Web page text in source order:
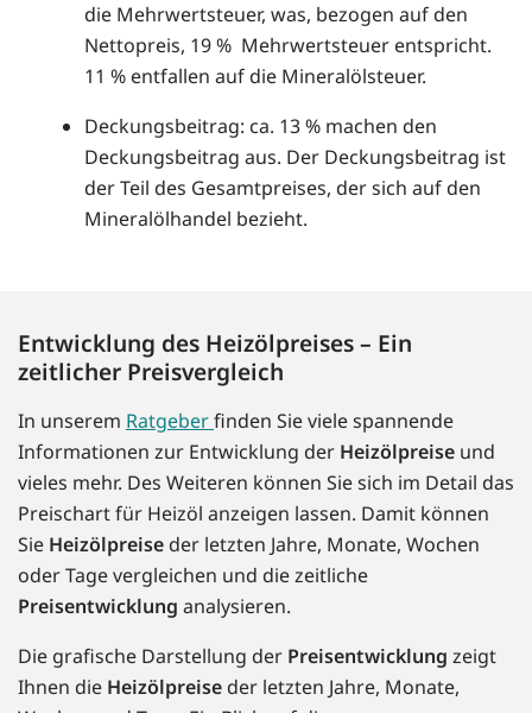
die Mehrwertsteuer, was, bezogen auf den
Nettopreis, 19 % Mehrwertsteuer entspricht.
11 % entfallen auf die Mineralölsteuer.
Deckungsbeitrag: ca. 13 % machen den
Deckungsbeitrag aus. Der Deckungsbeitrag ist
der Teil des Gesamtpreises, der sich auf den
Mineralölhandel bezieht.
Entwicklung des Heizölpreises – Ein
zeitlicher Preisvergleich
In unserem Ratgeberfinden Sie viele spannende
Informationen zur Entwicklung der Heizölpreise und
vieles mehr. Des Weiteren können Sie sich im Detail das
Preischart für Heizöl anzeigen lassen. Damit können
Sie Heizölpreise der letzten Jahre, Monate, Wochen
oder Tage vergleichen und die zeitliche
Preisentwicklung analysieren.
Die grafische Darstellung der Preisentwicklung zeigt
Ihnen die Heizölpreise der letzten Jahre, Monate,